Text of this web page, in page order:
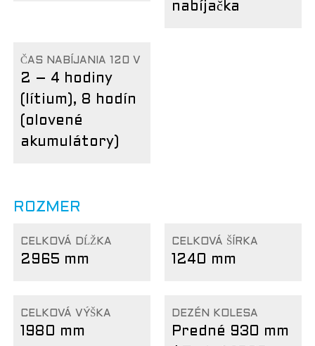
nabíjačka
ČAS NABÍJANIA 120 V
2 – 4 hodiny
(lítium), 8 hodín
(olovené
akumulátory)
ROZMER
CELKOVÁ DĹŽKA
2965 mm
CELKOVÁ ŠÍRKA
1240 mm
CELKOVÁ VÝŠKA
1980 mm
DEZÉN KOLESA
Predné 930 mm